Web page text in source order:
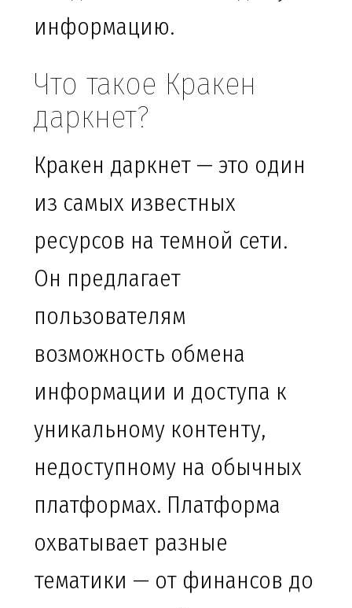
информацию.
Что такое Кракен
даркнет?
Кракен даркнет — это один
из самых известных
ресурсов на темной сети.
Он предлагает
пользователям
возможность обмена
информации и доступа к
уникальному контенту,
недоступному на обычных
платформах. Платформа
охватывает разные
тематики — от финансов до